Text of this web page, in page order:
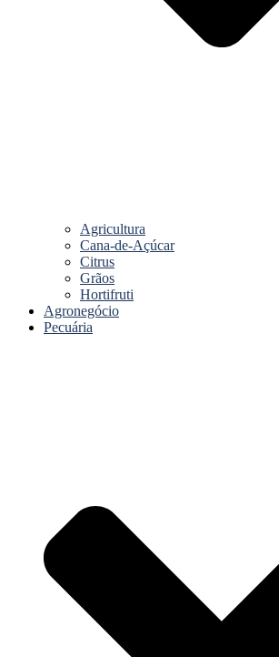
Agricultura
Cana-de-Açúcar
Citrus
Grãos
Hortifruti
Agronegócio
Pecuária